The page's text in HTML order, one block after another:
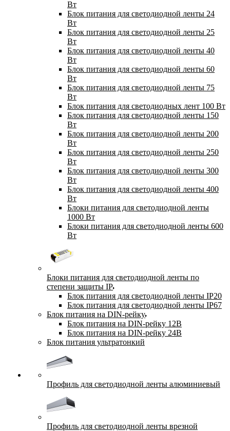
Вт
Блок питания для светодиодной ленты 24
Вт
Блок питания для светодиодной ленты 25
Вт
Блок питания для светодиодной ленты 40
Вт
Блок питания для светодиодной ленты 60
Вт
Блок питания для светодиодной ленты 75
Вт
Блок питания для светодиодных лент 100 Вт
Блок питания для светодиодной ленты 150
Вт
Блок питания для светодиодной ленты 200
Вт
Блок питания для светодиодной ленты 250
Вт
Блок питания для светодиодной ленты 300
Вт
Блок питания для светодиодной ленты 400
Вт
Блоки питания для светодиодной ленты
1000 Вт
Блоки питания для светодиодной ленты 600
Вт
Блоки питания для светодиодной ленты по
степени защиты IP
Блок питания для светодиодной ленты IP20
Блок питания для светодиодной ленты IP67
Блок питания на DIN-рейку
Блок питания на DIN-рейку 12В
Блок питания на DIN-рейку 24В
Блок питания ультратонкий
Профиль для светодиодной ленты алюминиевый
Профиль для светодиодной ленты врезной